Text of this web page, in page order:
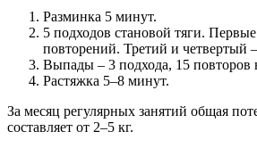
Разминка 5 минут.
5 подходов становой тяги.
повторений. Третий и четвертый
Выпады – 3 подхода, 15 повторов
Растяжка 5–8 минут.
За месяц регулярных занятий общая
составляет от 2–5 кг.